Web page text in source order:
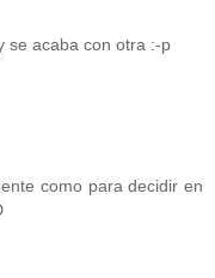
se acaba con otra :-p
como para decidir en